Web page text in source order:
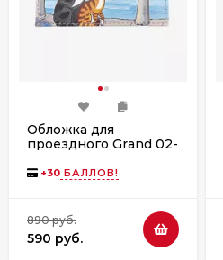
Обложка для
проездного Grand 02-
коты
+30 БАЛЛОВ!
890 руб.
590 руб.